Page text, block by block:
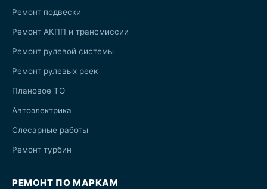
Ремонт подвески
Ремонт АКПП и трансмиссии
Ремонт рулевой системы
Ремонт рулевых реек
Плановое ТО
Автоэлектрика
Слесарные работы
Ремонт турбин
РЕМОНТ ПО МАРКАМ